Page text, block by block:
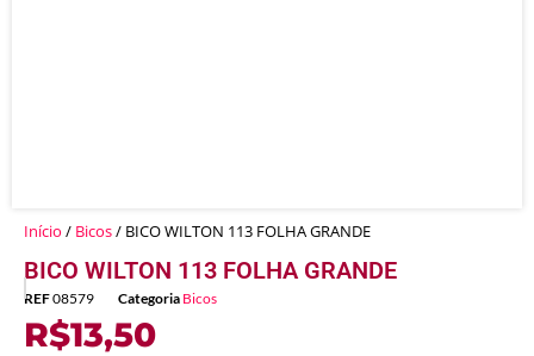
Início / Bicos/ BICO WILTON 113 FOLHA GRANDE
BICO WILTON 113 FOLHA GRANDE
REF08579 Categoria Bicos
R$13,50